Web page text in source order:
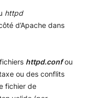
httpd
d’Apache dans
httpd.confou
ou des conflits
fichier de